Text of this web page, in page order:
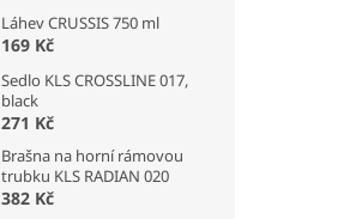
Láhev CRUSSIS 750 ml
169 Kč
Sedlo KLS CROSSLINE 017,
black
271 Kč
Brašna na horní rámovou
trubku KLS RADIAN 020
382 Kč